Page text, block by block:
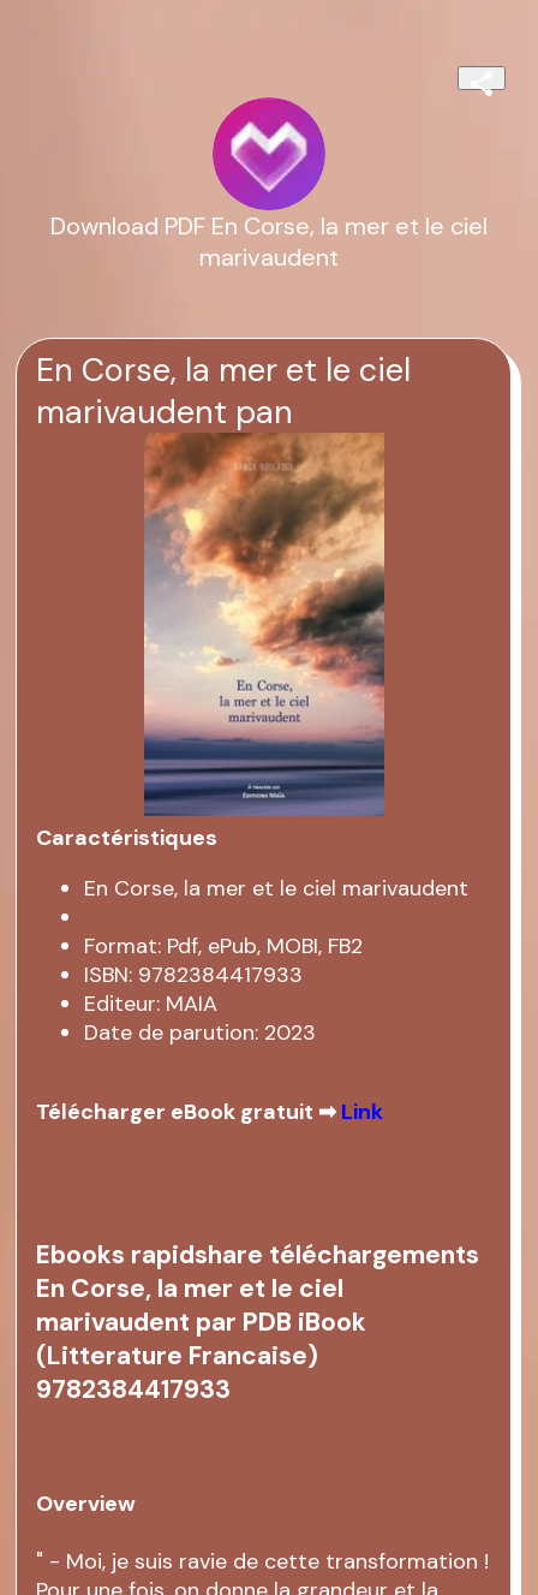
Download PDF En Corse, la mer et le ciel
marivaudent
En Corse, la mer et le ciel
marivaudent pan
Caractéristiques
En Corse, la mer et le ciel marivaudent
Format: Pdf, ePub, MOBI, FB2
ISBN: 9782384417933
Editeur: MAIA
Date de parution: 2023
Télécharger eBook gratuit ➡ Link
Ebooks rapidshare téléchargements
En Corse, la mer et le ciel
marivaudent par PDB iBook
(Litterature Francaise)
9782384417933
Overview
" - Moi, je suis ravie de cette transformation !